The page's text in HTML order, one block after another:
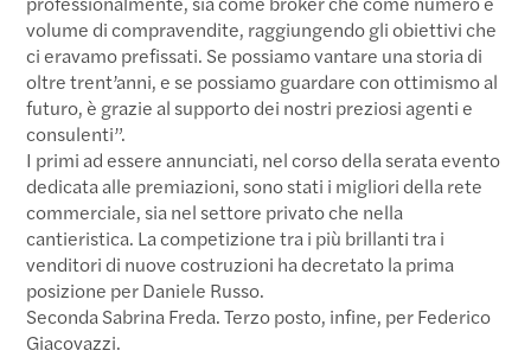
volume di compravendite, raggiungendo gli obiettivi che
ci eravamo prefissati. Se possiamo vantare una storia di
oltre trent’anni, e se possiamo guardare con ottimismo al
futuro, è grazie al supporto dei nostri preziosi agenti e
consulenti”.
I primi ad essere annunciati, nel corso della serata evento
dedicata alle premiazioni, sono stati i migliori della rete
commerciale, sia nel settore privato che nella
cantieristica. La competizione tra i più brillanti tra i
venditori di nuove costruzioni ha decretato la prima
posizione per Daniele Russo.
Seconda Sabrina Freda. Terzo posto, infine, per Federico
Giacovazzi.